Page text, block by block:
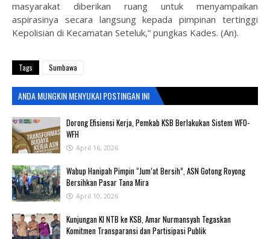
masyarakat diberikan ruang untuk menyampaikan
aspirasinya secara langsung kepada pimpinan tertinggi
Kepolisian di Kecamatan Seteluk,” pungkas Kades. (An).
Tags Sumbawa
ANDA MUNGKIN MENYUKAI POSTINGAN INI
‎Dorong Efisiensi Kerja, Pemkab KSB Berlakukan Sistem WFO-
WFH ‎
April 16, 2026
Wabup Hanipah Pimpin “Jum’at Bersih”, ASN Gotong Royong
Bersihkan Pasar Tana Mira
April 10, 2026
Kunjungan KI NTB ke KSB, Amar Nurmansyah Tegaskan
Komitmen Transparansi dan Partisipasi Publik